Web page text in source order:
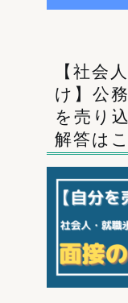
【社会
け】公
を売り
解答は